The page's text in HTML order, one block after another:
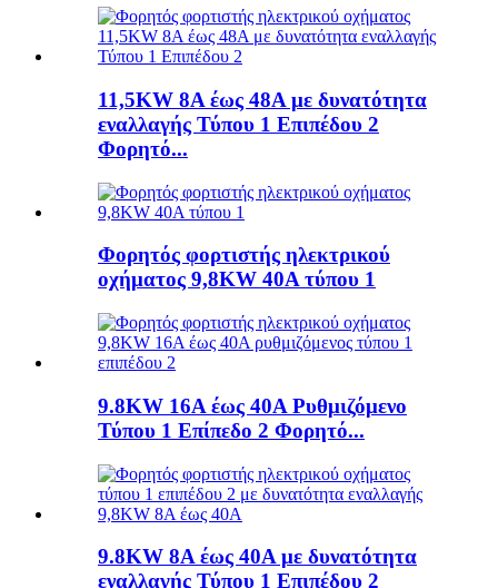
11,5KW 8A έως 48A με δυνατότητα
εναλλαγής Τύπου 1 Επιπέδου 2
Φορητό...
Φορητός φορτιστής ηλεκτρικού
οχήματος 9,8KW 40A τύπου 1
9.8KW 16A έως 40A Ρυθμιζόμενο
Τύπου 1 Επίπεδο 2 Φορητό...
9.8KW 8A έως 40A με δυνατότητα
εναλλαγής Τύπου 1 Επιπέδου 2